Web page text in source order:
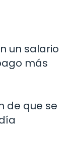
un salario
más
de que se